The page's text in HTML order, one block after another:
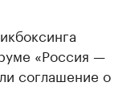
«Россия —
соглашение о